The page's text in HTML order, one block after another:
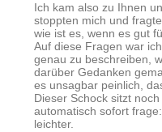
Ich kam also zu Ihnen
stoppten mich und
wie ist es, wenn es gut
Auf diese Fragen war
genau zu beschreiben,
darüber Gedanken
es unsagbar peinlich,
Dieser Schock sitzt
automatisch sofort
leichter.